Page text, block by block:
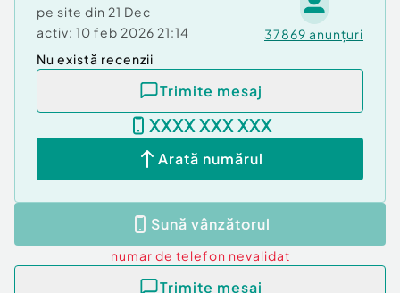
pe site din 21 Dec
activ: 10 feb 2026 21:14 37869 anunțuri
Nu există recenzii
Trimite mesaj
XXXX XXX XXX
Arată numărul
Sună vânzătorul
numar de telefon nevalidat
Trimite mesaj